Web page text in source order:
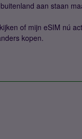
aan staan
of mijn eSIM nú
kopen.